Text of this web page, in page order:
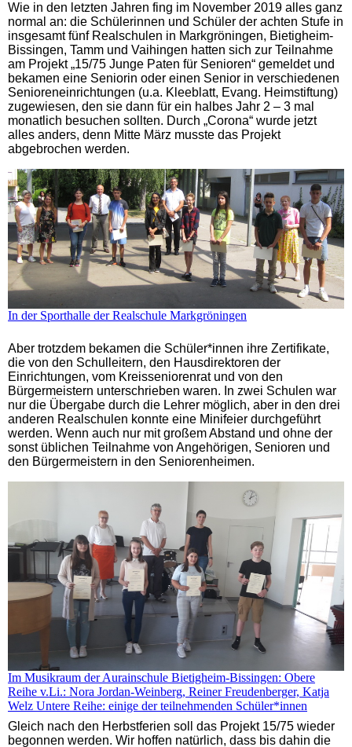
Wie in den letzten Jahren fing im November 2019 alles ganz
normal an: die Schülerinnen und Schüler der achten Stufe in
insgesamt fünf Realschulen in Markgröningen, Bietigheim-
Bissingen, Tamm und Vaihingen hatten sich zur Teilnahme
am Projekt „15/75 Junge Paten für Senioren“ gemeldet und
bekamen eine Seniorin oder einen Senior in verschiedenen
Senioreneinrichtungen (u.a. Kleeblatt, Evang. Heimstiftung)
zugewiesen, den sie dann für ein halbes Jahr 2 – 3 mal
monatlich besuchen sollten. Durch „Corona“ wurde jetzt
alles anders, denn Mitte März musste das Projekt
abgebrochen werden.
In der Sporthalle der Realschule Markgröningen
Aber trotzdem bekamen die Schüler*innen ihre Zertifikate,
die von den Schulleitern, den Hausdirektoren der
Einrichtungen, vom Kreisseniorenrat und von den
Bürgermeistern unterschrieben waren. In zwei Schulen war
nur die Übergabe durch die Lehrer möglich, aber in den drei
anderen Realschulen konnte eine Minifeier durchgeführt
werden. Wenn auch nur mit großem Abstand und ohne der
sonst üblichen Teilnahme von Angehörigen, Senioren und
den Bürgermeistern in den Seniorenheimen.
Im Musikraum der Aurainschule Bietigheim-Bissingen: Obere
Reihe v.Li.: Nora Jordan-Weinberg, Reiner Freudenberger, Katja
Welz Untere Reihe: einige der teilnehmenden Schüler*innen
Gleich nach den Herbstferien soll das Projekt 15/75 wieder
begonnen werden. Wir hoffen natürlich, dass bis dahin die